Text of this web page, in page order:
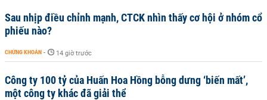
Sau nhịp điều chỉnh mạnh, CTCK nhìn thấy cơ hội ở nhóm cổ
phiếu nào?
CHỨNG KHOÁN - 14 giờ trước
Công ty 100 tỷ của Huấn Hoa Hồng bỗng dưng ‘biến mất’,
một công ty khác đã giải thể